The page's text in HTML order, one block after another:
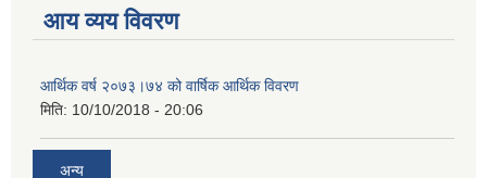
आय व्यय विवरण
आर्थिक वर्ष २०७३।७४ को वार्षिक आर्थिक विवरण
मिति: 10/10/2018 - 20:06
अन्य